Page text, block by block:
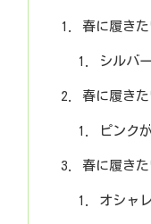
春に履き
シルバ
春に履き
ピンク
春に履き
オシャ